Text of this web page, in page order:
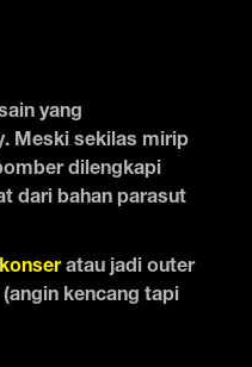
yang
Meski sekilas mirip
dilengkapi
dari bahan parasut
atau jadi outer
kencang tapi